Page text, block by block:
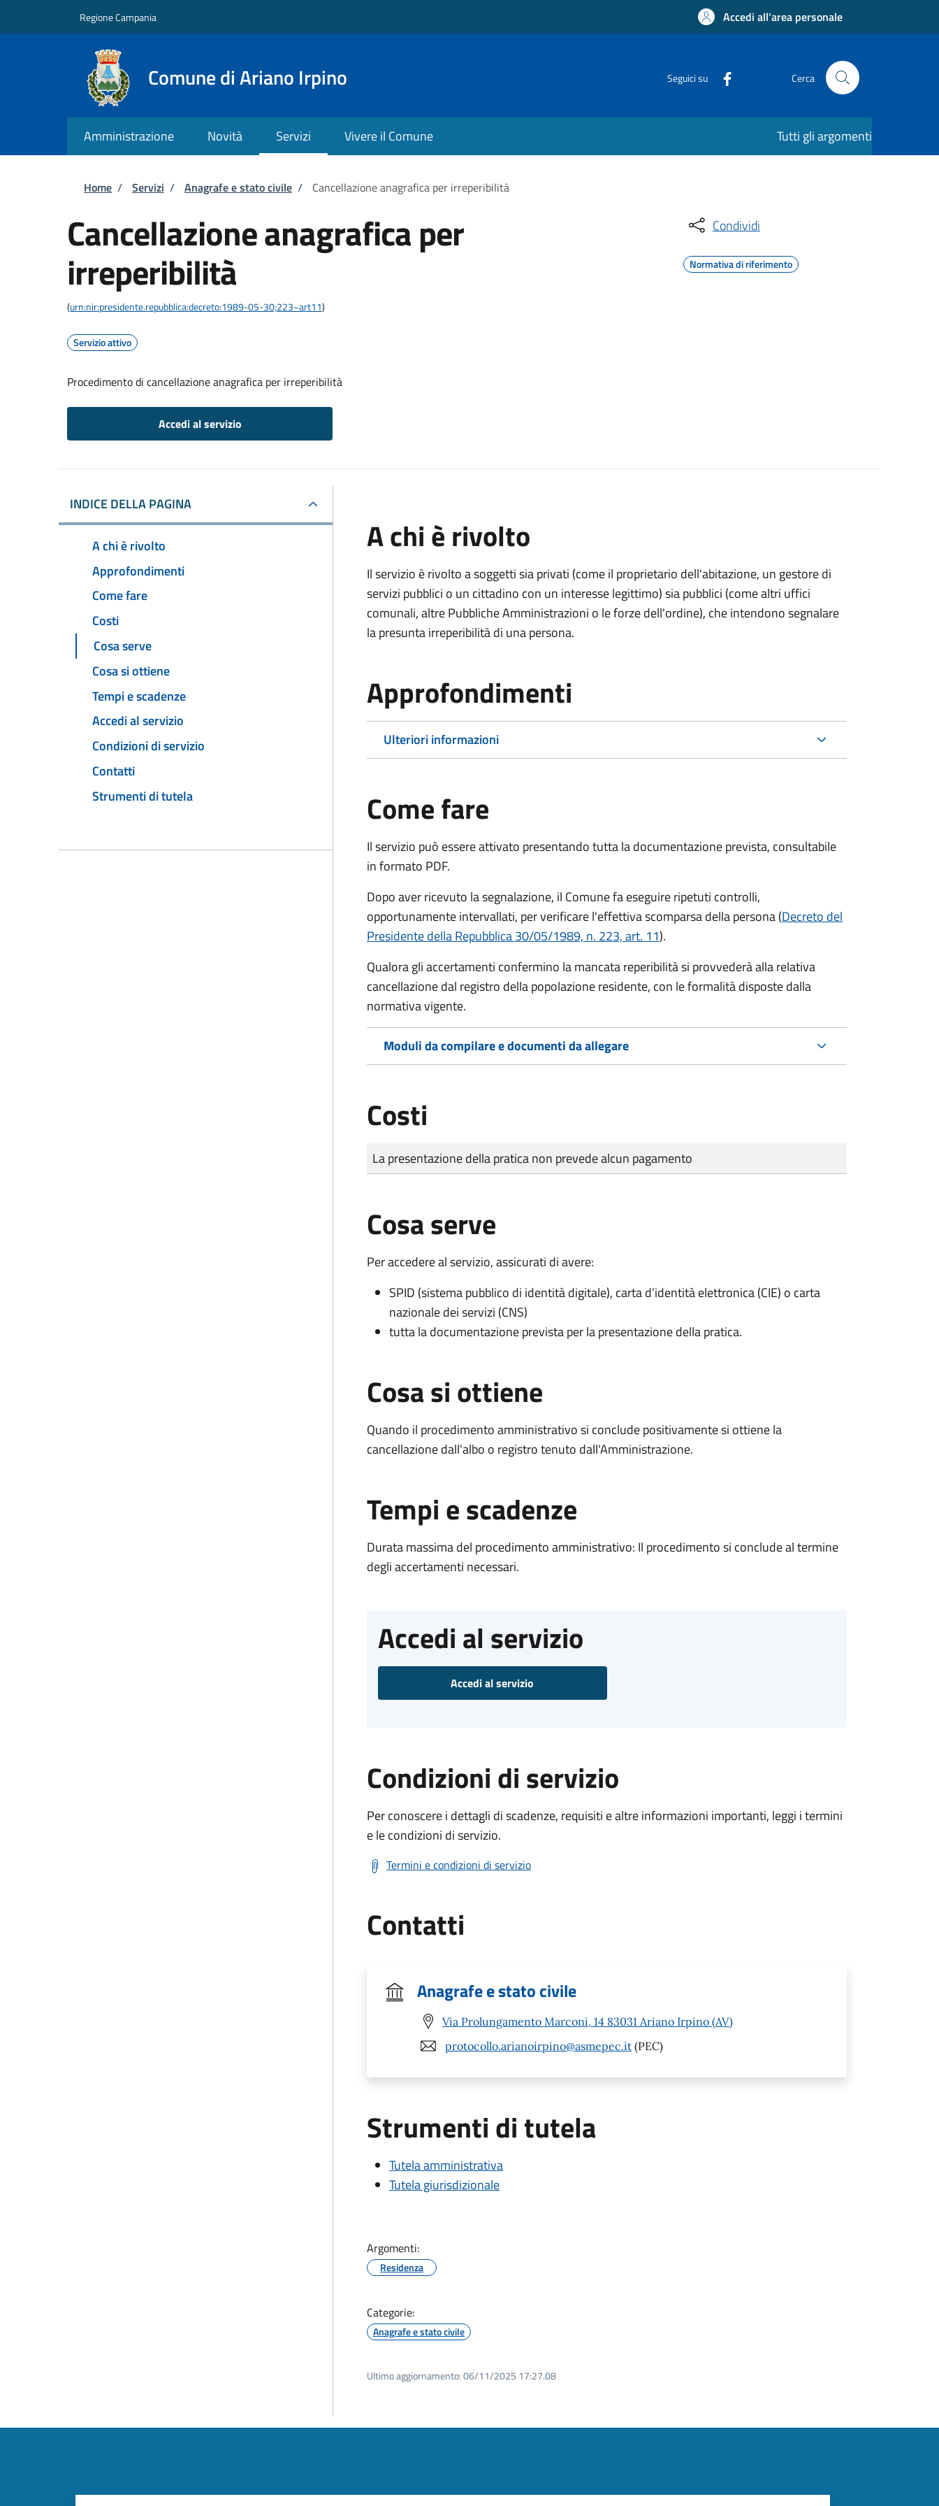
Regione Campania Accedi all'area personale
Comune di Ariano Irpino Seguici su Cerca
Amministrazione Novità Servizi Vivere il Comune Tutti gli argomenti
Briciole di pane
Home / Servizi / Anagrafe e stato civile / Cancellazione anagrafica per irreperibilità
Cancellazione anagrafica per
irreperibilità
(urn:nir:presidente.repubblica:decreto:1989-05-30;223~art11)
Servizio attivo
Procedimento di cancellazione anagrafica per irreperibilità
Accedi al servizio
Condividi
Normativa di riferimento
INDICE DELLA PAGINA
A chi è rivolto
Approfondimenti
Come fare
Costi
Cosa serve
Cosa si ottiene
Tempi e scadenze
Accedi al servizio
Condizioni di servizio
Contatti
Strumenti di tutela
A chi è rivolto
Il servizio è rivolto a soggetti sia privati (come il proprietario dell'abitazione, un gestore di
servizi pubblici o un cittadino con un interesse legittimo) sia pubblici (come altri uffici
comunali, altre Pubbliche Amministrazioni o le forze dell'ordine), che intendono segnalare
la presunta irreperibilità di una persona.
Approfondimenti
Ulteriori informazioni
Come fare
Il servizio può essere attivato presentando tutta la documentazione prevista, consultabile
in formato PDF.
Dopo aver ricevuto la segnalazione, il Comune fa eseguire ripetuti controlli,
opportunamente intervallati, per verificare l'effettiva scomparsa della persona (Decreto del
Presidente della Repubblica 30/05/1989, n. 223, art. 11).
Qualora gli accertamenti confermino la mancata reperibilità si provvederà alla relativa
cancellazione dal registro della popolazione residente, con le formalità disposte dalla
normativa vigente.
Moduli da compilare e documenti da allegare
Costi
Tipo di pagamento
Importo
La presentazione della pratica non prevede alcun pagamento
Cosa serve
Per accedere al servizio, assicurati di avere:
SPID (sistema pubblico di identità digitale), carta d’identità elettronica (CIE) o carta
nazionale dei servizi (CNS)
tutta la documentazione prevista per la presentazione della pratica.
Cosa si ottiene
Quando il procedimento amministrativo si conclude positivamente si ottiene la
cancellazione dall'albo o registro tenuto dall'Amministrazione.
Tempi e scadenze
Durata massima del procedimento amministrativo: Il procedimento si conclude al termine
degli accertamenti necessari.
Accedi al servizio
Accedi al servizio
Condizioni di servizio
Per conoscere i dettagli di scadenze, requisiti e altre informazioni importanti, leggi i termini
e le condizioni di servizio.
Termini e condizioni di servizio
Contatti
Anagrafe e stato civile
Via Prolungamento Marconi, 14 83031 Ariano Irpino (AV)
protocollo.arianoirpino@asmepec.it (PEC)
Strumenti di tutela
Tutela amministrativa
Tutela giurisdizionale
Argomenti:
Residenza
Categorie:
Anagrafe e stato civile
Ultimo aggiornamento:06/11/2025 17:27.08